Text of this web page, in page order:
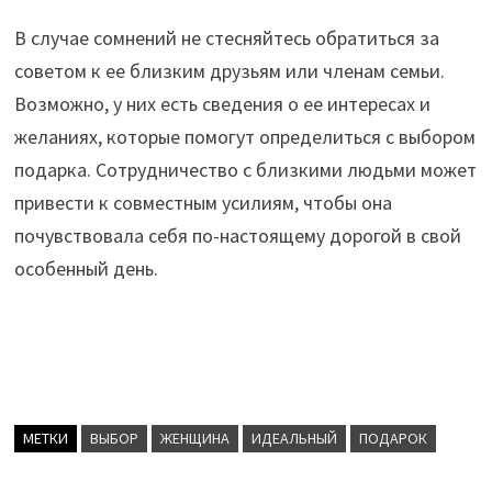
В случае сомнений не стесняйтесь обратиться за
советом к ее близким друзьям или членам семьи.
Возможно, у них есть сведения о ее интересах и
желаниях, которые помогут определиться с выбором
подарка. Сотрудничество с близкими людьми может
привести к совместным усилиям, чтобы она
почувствовала себя по-настоящему дорогой в свой
особенный день.
МЕТКИ ВЫБОР ЖЕНЩИНА ИДЕАЛЬНЫЙ ПОДАРОК